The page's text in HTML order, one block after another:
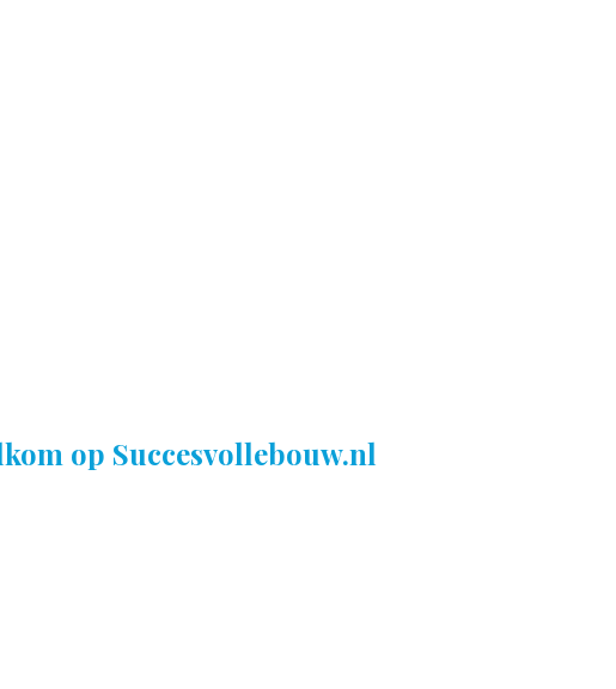
op Succesvollebouw.nl